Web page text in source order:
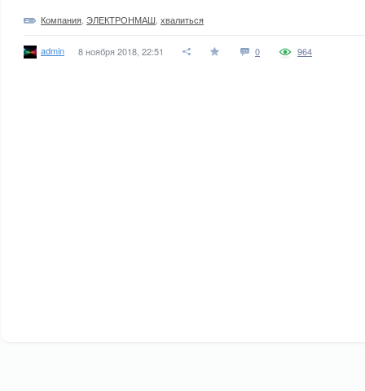
Компания ЭЛЕКТРОНМАШ хвалиться
admin 8 ноября 2018, 22:51 0 964